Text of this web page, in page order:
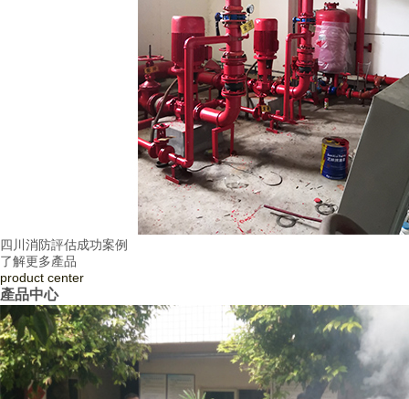
四川消防評估成功案例
了解更多產品
product center
產品中心